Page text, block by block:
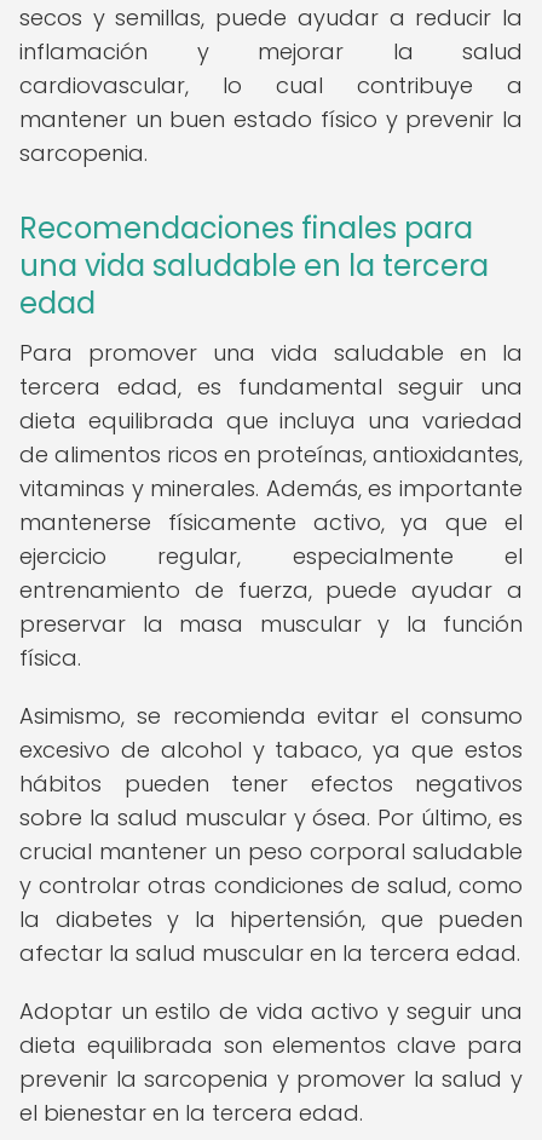
secos y semillas, puede ayudar a reducir la
inflamación y mejorar la salud
cardiovascular, lo cual contribuye a
mantener un buen estado físico y prevenir la
sarcopenia.
Recomendaciones finales para
una vida saludable en la tercera
edad
Para promover una vida saludable en la
tercera edad, es fundamental seguir una
dieta equilibrada que incluya una variedad
de alimentos ricos en proteínas, antioxidantes,
vitaminas y minerales. Además, es importante
mantenerse físicamente activo, ya que el
ejercicio regular, especialmente el
entrenamiento de fuerza, puede ayudar a
preservar la masa muscular y la función
física.
Asimismo, se recomienda evitar el consumo
excesivo de alcohol y tabaco, ya que estos
hábitos pueden tener efectos negativos
sobre la salud muscular y ósea. Por último, es
crucial mantener un peso corporal saludable
y controlar otras condiciones de salud, como
la diabetes y la hipertensión, que pueden
afectar la salud muscular en la tercera edad.
Adoptar un estilo de vida activo y seguir una
dieta equilibrada son elementos clave para
prevenir la sarcopenia y promover la salud y
el bienestar en la tercera edad.